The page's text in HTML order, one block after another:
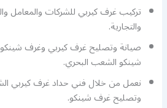
تركيب غرف كيربي للشركات والمعامل
والتجارية.
صيانة وتصليح غرف كيربي وغرف شينكو
شينكو الشعب البحري.
نعمل من خلال فني حداد غرف كيربي
وتصليح غرف شينكو.